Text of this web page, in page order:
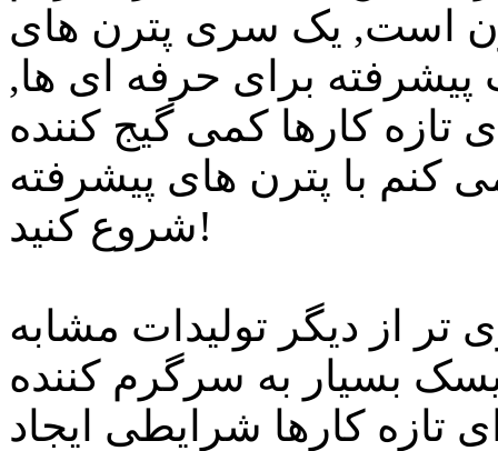
است, یک سری پترن های
پیشرفته برای حرفه ای ها,
تازه کارها کمی گیج کننده
کنم با پترن های پیشرفته
شروع کنید!
تر از دیگر تولیدات مشابه
بسیار به سرگرم کننده
کارها شرایطی ایجاد